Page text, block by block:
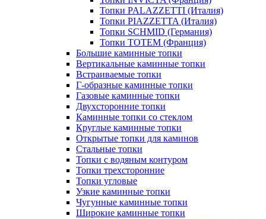
Топки PALAZZETTI (Италия)
Топки PIAZZETTA (Италия)
Топки SCHMID (Германия)
Топки TOTEM (Франция)
Большие каминные топки
Вертикальные каминные топки
Встраиваемые топки
Г-образные каминные топки
Газовые каминные топки
Двухсторонние топки
Каминные топки со стеклом
Круглые каминные топки
Открытые топки для каминов
Стальные топки
Топки с водяным контуром
Топки трехсторонние
Топки угловые
Узкие каминные топки
Чугунные каминные топки
Широкие каминные топки